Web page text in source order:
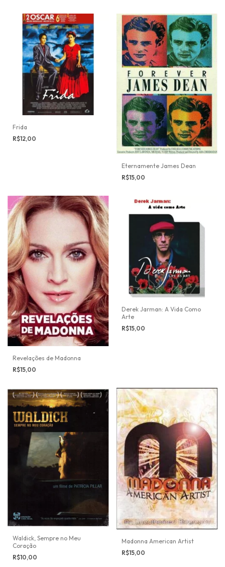
Frida
R$12,00
Eternamente James Dean
R$15,00
Revelações de Madonna
R$15,00
Derek Jarman: A Vida Como
Arte
R$15,00
Waldick, Sempre no Meu
Coração
R$10,00
Madonna American Artist
R$15,00